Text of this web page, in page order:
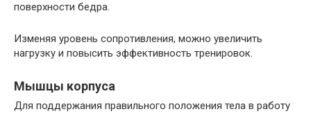
поверхности бедра.
Изменяя уровень сопротивления, можно увеличить
нагрузку и повысить эффективность тренировок.
Мышцы корпуса
Для поддержания правильного положения тела в работу